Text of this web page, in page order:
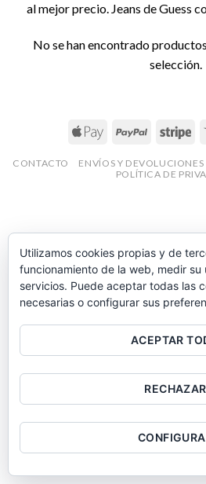
al mejor precio. Jeans de Guess
No se han encontrado
selección.
CONTACTO ENVÍOS Y DEVOLUCIONES
POLÍTICA DE
Utilizamos cookies propias y de
funcionamiento de la web, medir su
servicios. Puede aceptar todas las
necesarias o configurar sus
ACEPTAR
RECHAZAR